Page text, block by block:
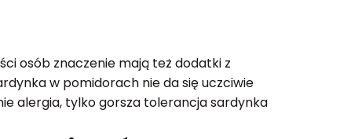
osób znaczenie mają też dodatki z
w pomidorach nie da się uczciwie
alergia, tylko gorsza tolerancja sardynka